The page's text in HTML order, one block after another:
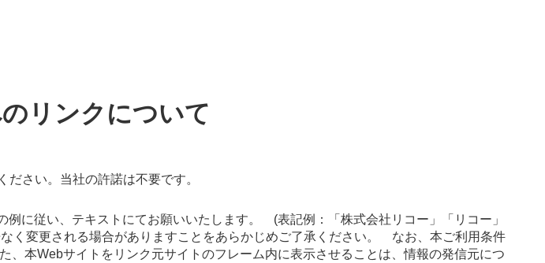
リンクについて
さい。当社の許諾は不要です。
に従い、テキストにてお願いいたします。 (表記例：「株式会社リコー」「リコー」
く変更される場合がありますことをあらかじめご了承ください。 なお、本ご利用条件
本Webサイトをリンク元サイトのフレーム内に表示させることは、情報の発信元につ